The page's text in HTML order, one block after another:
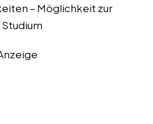
– Möglichkeit zur